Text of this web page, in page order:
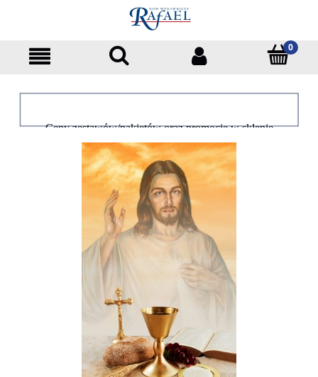
Ceny zestawów/pakietów oraz promocje w sklepie
dotyczą tylko klientów indywidualnych